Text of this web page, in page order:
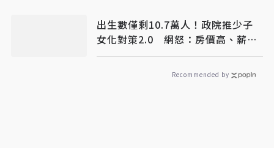
出生數僅剩10.7萬人！政院推少子
女化對策2.0 網怒：房價高、薪水
低
Recommended by